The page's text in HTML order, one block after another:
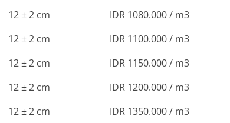
12 ± 2 cm
IDR 1080.000 / m3
12 ± 2 cm
IDR 1100.000 / m3
12 ± 2 cm
IDR 1150.000 / m3
12 ± 2 cm
IDR 1200.000 / m3
12 ± 2 cm
IDR 1350.000 / m3